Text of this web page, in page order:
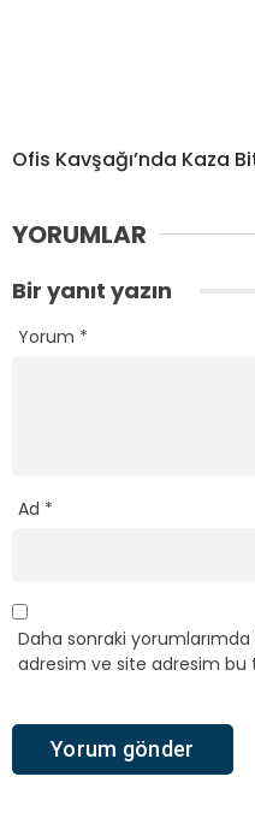
Ofis Kavşağı’nda Kaza
YORUMLAR
Bir yanıt yazın
Yorum *
Ad *
Daha sonraki yorumlarımda
adresim ve site adresim bu